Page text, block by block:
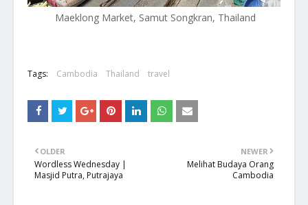
Maeklong Market, Samut Songkran, Thailand
Tags: Cambodia Thailand travel
NEWER
Melihat Budaya Orang
Cambodia
OLDER
Wordless Wednesday |
Masjid Putra, Putrajaya